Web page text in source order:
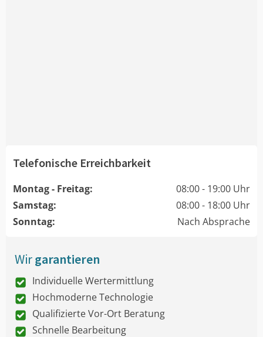
Telefonische Erreichbarkeit
Montag - Freitag:
08:00 - 19:00 Uhr
Samstag:
08:00 - 18:00 Uhr
Sonntag:
Nach Absprache
Wirgarantieren
Individuelle Wertermittlung
Hochmoderne Technologie
Qualifizierte Vor-Ort Beratung
Schnelle Bearbeitung